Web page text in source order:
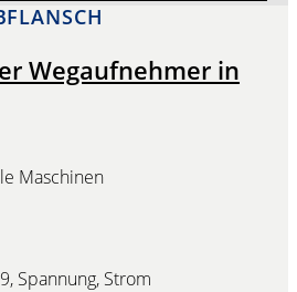
Wegaufnehmer in
Maschinen
Spannung, Strom